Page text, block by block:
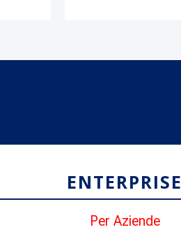
ENTERPRISE
Per Aziende